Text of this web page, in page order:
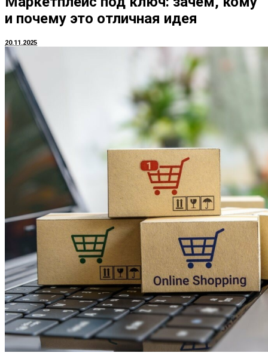
и почему это отличная идея
20.11.2025